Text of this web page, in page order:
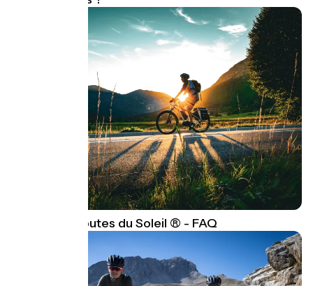
Les P'tites Routes du Soleil ® - FAQ